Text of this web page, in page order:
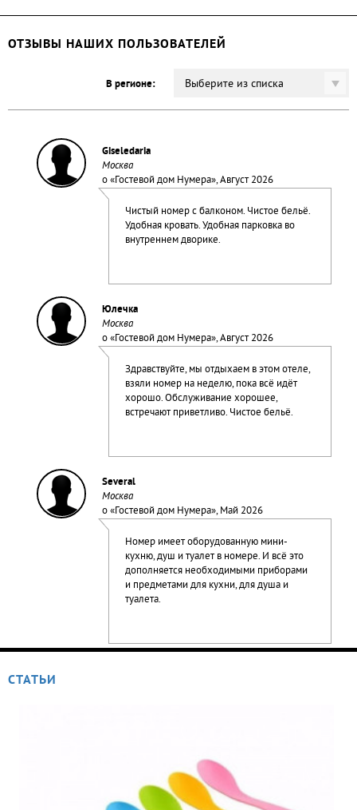
ОТЗЫВЫ НАШИХ ПОЛЬЗОВАТЕЛЕЙ
В регионе: Выберите из списка
Giseledaria
Москва
о «Гостевой дом Нумера», Август 2026
Чистый номер с балконом. Чистое бельё.
Удобная кровать. Удобная парковка во
внутреннем дворике.
Юлечка
Москва
о «Гостевой дом Нумера», Август 2026
Здравствуйте, мы отдыхаем в этом отеле,
взяли номер на неделю, пока всё идёт
хорошо. Обслуживание хорошее,
встречают приветливо. Чистое бельё.
Several
Москва
о «Гостевой дом Нумера», Май 2026
Номер имеет оборудованную мини-
кухню, душ и туалет в номере. И всё это
дополняется необходимыми приборами
и предметами для кухни, для душа и
туалета.
СТАТЬИ